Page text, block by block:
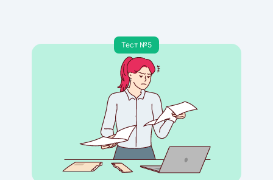
Тест №5